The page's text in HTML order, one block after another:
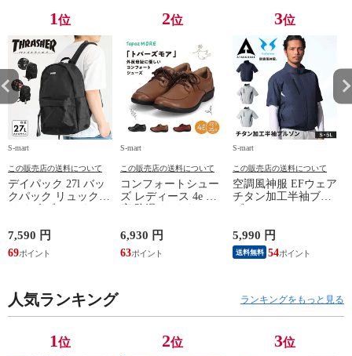
1位
S-mart
この販売店の送料について
デイパック 27l バッ
クパック リュック
鞄 機内持ち込み 夏
スラッシャー
THRASHER r1929
7,590 円
69
2位
S-mart
この販売店の送料について
コンフォートシュー
ズ レディース 4e 幅
シューズ 黒 トパー
ズ モア 靴 カジュア
ルシューズ 外反母趾
TOPAZ 1410
6,930 円
63
3位
S-mart
この販売店の送料について
空調風神服 EFウェア
チタン加工半袖ブル
ジャケット 遮熱 作
業服 作業着 上着 ア
タックベース KF100
5,990 円
送料無料 54
人気ランキング ランキングをもっと見る
1位 2位 3位